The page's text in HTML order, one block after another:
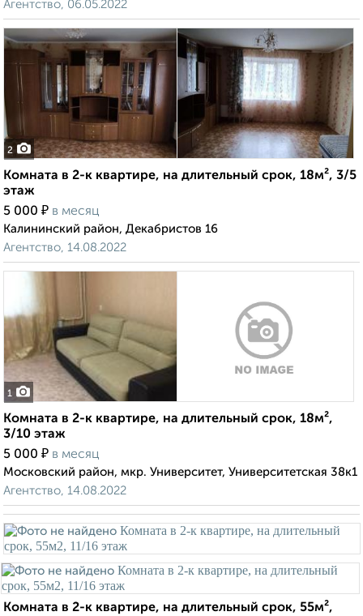
Агентство, 06.05.2022
2
Комната в 2-к квартире, на длительный срок, 18м², 3/5
этаж
5 000 ₽ в месяц
Калининский район, Декабристов 16
Агентство, 14.08.2022
1
Комната в 2-к квартире, на длительный срок, 18м²,
3/10 этаж
5 000 ₽ в месяц
Московский район, мкр. Университет, Университетская 38к1
Агентство, 14.08.2022
Комната в 2-к квартире, на длительный срок, 55м²,